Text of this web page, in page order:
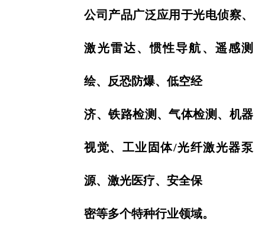
公司产品广泛应用于光电侦察、
激光雷达、惯性导航、遥感测
绘、反恐防爆、低空经
济、铁路检测、气体检测、 机器
视觉、工业固体/光纤激光器泵
源、激光医疗、安全保
密等多个特种行业领域。